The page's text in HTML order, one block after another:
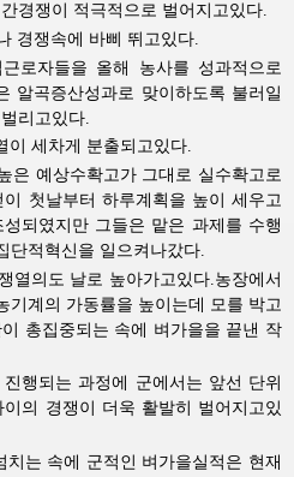
경쟁이 적극적으로 벌어지고있다.
경쟁속에 바삐 뛰고있다.
로자들을 올해 농사를 성과적으로
알곡증산성과로 맞이하도록 불러일
리고있다.
이 세차게 분출되고있다.
은 예상수확고가 그대로 실수확고로
첫날부터 하루계획을 높이 세우고
되였지만 그들은 맡은 과제를 수행
단적혁신을 일으켜나갔다.
열의도 날로 높아가고있다.농장에서
기계의 가동률을 높이는데 모를 박고
총집중되는 속에 벼가을을 끝낸 작
행되는 과정에 군에서는 앞선 단위
의 경쟁이 더욱 활발히 벌어지고있
는 속에 군적인 벼가을실적은 현재